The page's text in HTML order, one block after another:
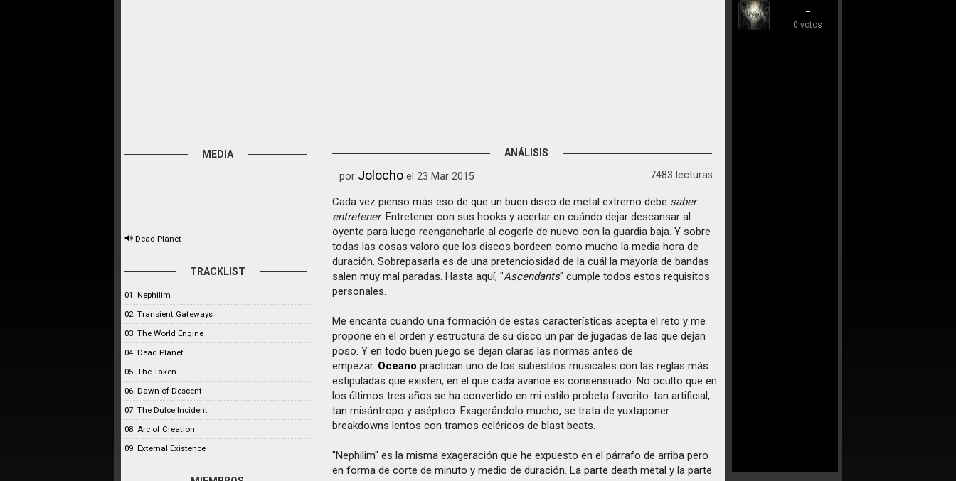
MEDIA
Dead Planet
TRACKLIST
01. Nephilim
02. Transient Gateways
03. The World Engine
04. Dead Planet
05. The Taken
06. Dawn of Descent
07. The Dulce Incident
08. Arc of Creation
09. External Existence
ANÁLISIS
por Jolocho el 23 Mar 2015 7483 lecturas
Cada vez pienso más eso de que un buen disco de metal extremo debe saber
entretener. Entretener con sus hooks y acertar en cuándo dejar descansar al
oyente para luego reengancharle al cogerle de nuevo con la guardia baja. Y sobre
todas las cosas valoro que los discos bordeen como mucho la media hora de
duración. Sobrepasarla es de una pretenciosidad de la cuál la mayoría de bandas
salen muy mal paradas. Hasta aquí, "Ascendants" cumple todos estos requisitos
personales.
Me encanta cuando una formación de estas características acepta el reto y me
propone en el orden y estructura de su disco un par de jugadas de las que dejan
poso. Y en todo buen juego se dejan claras las normas antes de
empezar. Oceanopractican uno de los subestilos musicales con las reglas más
estipuladas que existen, en el que cada avance es consensuado. No oculto que en
los últimos tres años se ha convertido en mi estilo probeta favorito: tan artificial,
tan misántropo y aséptico. Exagerándolo mucho, se trata de yuxtaponer
breakdowns lentos con tramos celéricos de blast beats.
"Nephilim" es la misma exageración que he expuesto en el párrafo de arriba pero
en forma de corte de minuto y medio de duración. La parte death metal y la parte
-
0 votos